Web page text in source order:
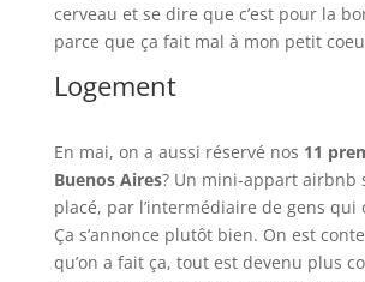
cerveau et se dire que c’est pour la
parce que ça fait mal à mon petit
Logement
En mai, on a aussi réservé nos 11
Buenos Aires? Un mini-appart airbnb
placé, par l’intermédiaire de gens qui
Ça s’annonce plutôt bien. On est
qu’on a fait ça, tout est devenu plus